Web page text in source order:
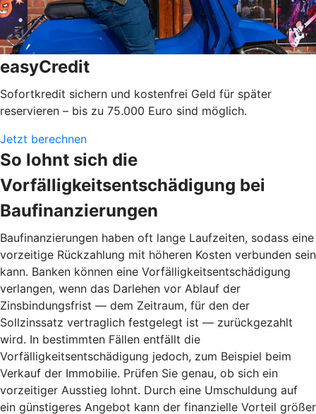
easyCredit
Sofortkredit sichern und kostenfrei Geld für später
reservieren – bis zu 75.000 Euro sind möglich.
Jetzt berechnen
So lohnt sich die
Vorfälligkeitsentschädigung bei
Baufinanzierungen
Baufinanzierungen haben oft lange Laufzeiten, sodass eine
vorzeitige Rückzahlung mit höheren Kosten verbunden sein
kann. Banken können eine Vorfälligkeitsentschädigung
verlangen, wenn das Darlehen vor Ablauf der
Zinsbindungsfrist — dem Zeitraum, für den der
Sollzinssatz vertraglich festgelegt ist — zurückgezahlt
wird. In bestimmten Fällen entfällt die
Vorfälligkeitsentschädigung jedoch, zum Beispiel beim
Verkauf der Immobilie. Prüfen Sie genau, ob sich ein
vorzeitiger Ausstieg lohnt. Durch eine Umschuldung auf
ein günstigeres Angebot kann der finanzielle Vorteil größer